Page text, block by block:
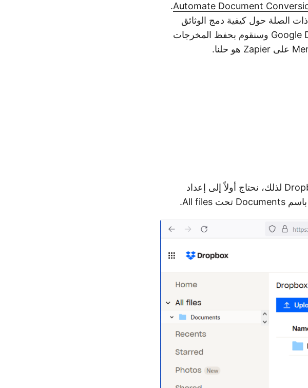
Automate Document
.
الصلة حول كيفية دمج الوثائق
باستخدام Zapier. سنقوم بتحميل الملفات المصدر من Google Drive وسنقوم بحفظ المخرجات
في سيناريو الحالي، نخطط لحفظ ملف الدمج الناتج في Dropbox لذلك، نحتاج أولاً إلى إعداد